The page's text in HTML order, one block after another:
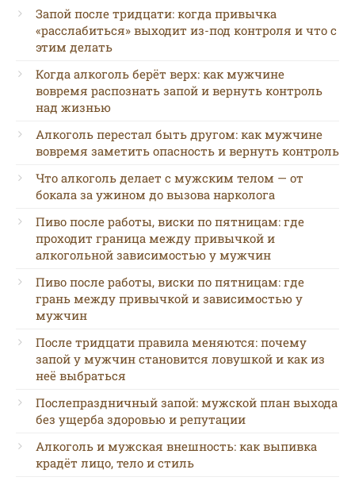
Запой после тридцати: когда привычка
«расслабиться» выходит из-под контроля и что с
этим делать
Когда алкоголь берёт верх: как мужчине
вовремя распознать запой и вернуть контроль
над жизнью
Алкоголь перестал быть другом: как мужчине
вовремя заметить опасность и вернуть контроль
Что алкоголь делает с мужским телом — от
бокала за ужином до вызова нарколога
Пиво после работы, виски по пятницам: где
проходит граница между привычкой и
алкогольной зависимостью у мужчин
Пиво после работы, виски по пятницам: где
грань между привычкой и зависимостью у
мужчин
После тридцати правила меняются: почему
запой у мужчин становится ловушкой и как из
неё выбраться
Послепраздничный запой: мужской план выхода
без ущерба здоровью и репутации
Алкоголь и мужская внешность: как выпивка
крадёт лицо, тело и стиль